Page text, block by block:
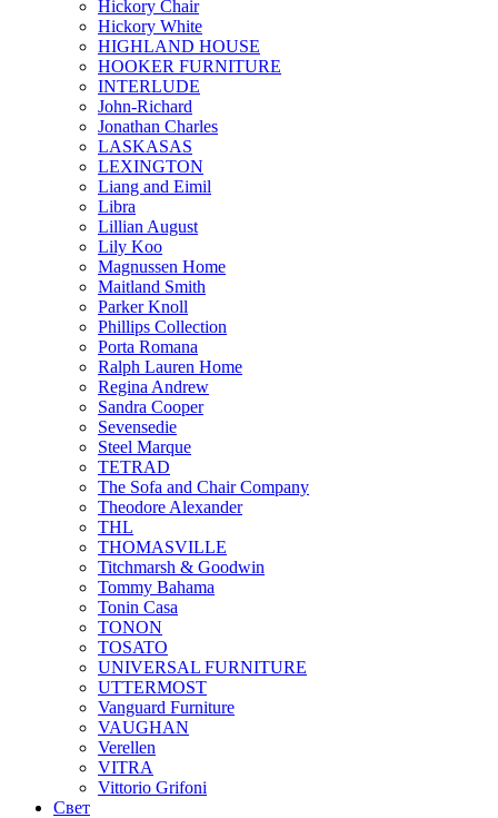
Hickory Chair
Hickory White
HIGHLAND HOUSE
HOOKER FURNITURE
INTERLUDE
John-Richard
Jonathan Charles
LASKASAS
LEXINGTON
Liang and Eimil
Libra
Lillian August
Lily Koo
Magnussen Home
Maitland Smith
Parker Knoll
Phillips Collection
Porta Romana
Ralph Lauren Home
Regina Andrew
Sandra Cooper
Sevensedie
Steel Marque
TETRAD
The Sofa and Chair Company
Theodore Alexander
THL
THOMASVILLE
Titchmarsh & Goodwin
Tommy Bahama
Tonin Casa
TONON
TOSATO
UNIVERSAL FURNITURE
UTTERMOST
Vanguard Furniture
VAUGHAN
Verellen
VITRA
Vittorio Grifoni
Свет